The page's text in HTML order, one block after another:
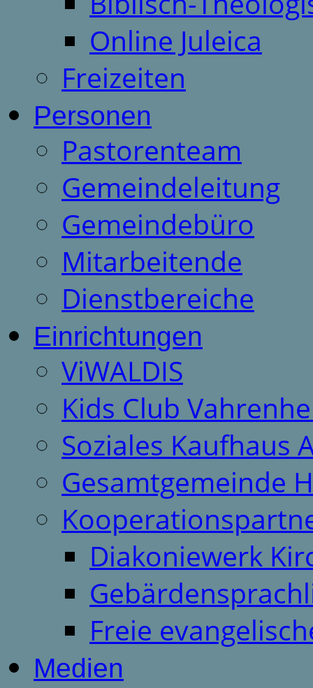
Online Juleica
Freizeiten
Personen
Pastorenteam
Gemeindeleitung
Gemeindebüro
Mitarbeitende
Dienstbereiche
Einrichtungen
ViWALDIS
Kids Club
Soziales Kaufhaus
Gesamtgemeinde
Diakoniewerk
Freie
Medien